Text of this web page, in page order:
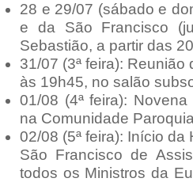
28 e 29/07 (sábado e
e da São Francisco
Sebastião, a partir das
31/07 (3ª feira):
às 19h45, no salão
01/08 (4ª feira):
na Comunidade
02/08 (5ª feira): Início
São Francisco de
todos os Ministros da